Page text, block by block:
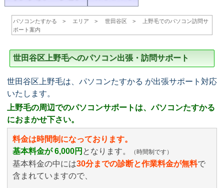
パソコンたすかる エリア 世田谷区
上野毛でのパソコン訪問サ
ポート案内
世田谷区上野毛へのパソコン出張・訪問サポート
世田谷区上野毛は、パソコンたすかる が出張サポート対応
いたします。
上野毛の周辺でのパソコンサポートは、パソコンたすかる
におまかせ下さい。
料金は時間制になっております。
基本料金が 6,000円 となります。 （時間制です）
基本料金の中には30分までの診断と作業料金が無料で
含まれていますので、